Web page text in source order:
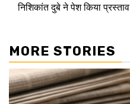
निशिकांत दुबे ने पेश किया प्रस्ताव
MORE STORIES